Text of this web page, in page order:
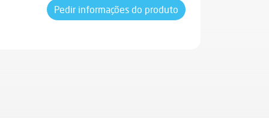
Pedir informações do produto